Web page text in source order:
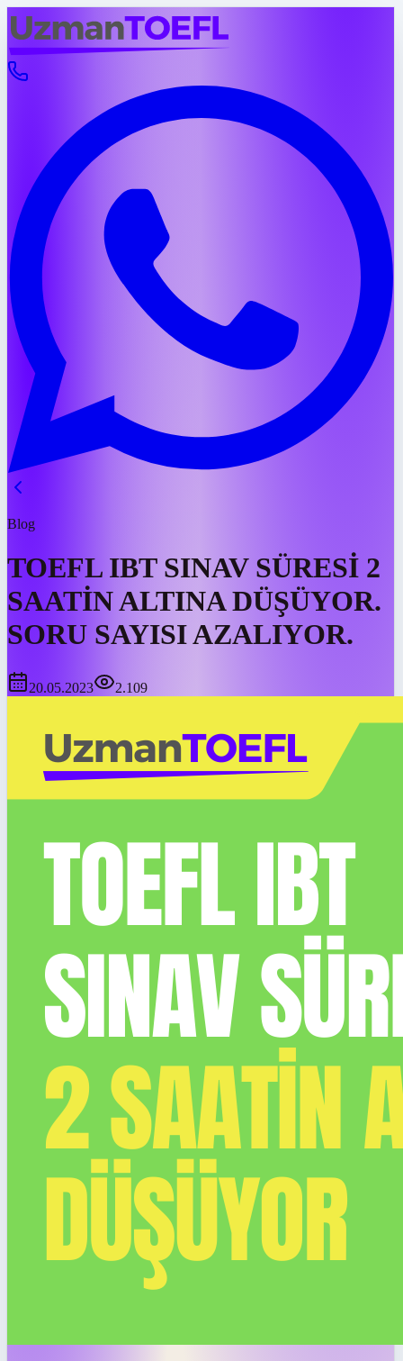
Blog
TOEFL IBT SINAV SÜRESİ 2
SAATİN ALTINA DÜŞÜYOR.
SORU SAYISI AZALIYOR.
20.05.2023 2.109